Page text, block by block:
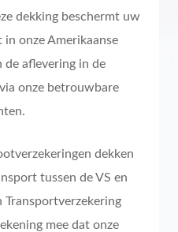
dekking beschermt uw
onze Amerikaanse
de aflevering in de
onze betrouwbare
dekken
tussen de VS en
Transportverzekering
mee dat onze